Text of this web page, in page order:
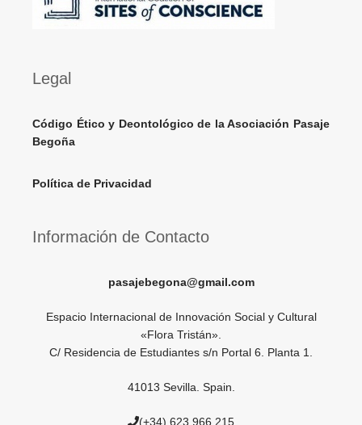
Legal
Código Ético y Deontológico de la Asociación Pasaje
Begoña
Política de Privacidad
Información de Contacto
pasajebegona@gmail.com
Espacio Internacional de Innovación Social y Cultural
«Flora Tristán».
C/ Residencia de Estudiantes s/n Portal 6. Planta 1.
41013 Sevilla. Spain.
(+34) 623 966 215